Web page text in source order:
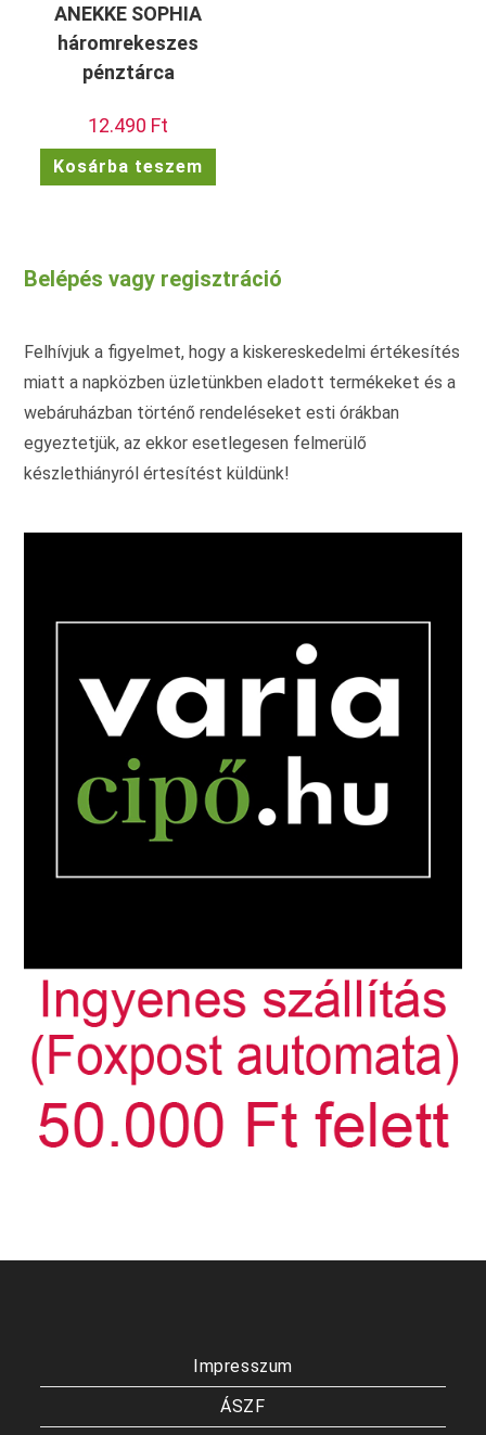
ANEKKE SOPHIA
háromrekeszes
pénztárca
12.490 Ft
Kosárba teszem
Belépés vagy regisztráció
Felhívjuk a figyelmet, hogy a kiskereskedelmi értékesítés
miatt a napközben üzletünkben eladott termékeket és a
webáruházban történő rendeléseket esti órákban
egyeztetjük, az ekkor esetlegesen felmerülő
készlethiányról értesítést küldünk!
Impresszum
ÁSZF